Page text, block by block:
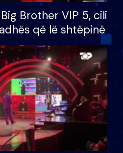
Brother VIP 5, cili
që lë shtëpinë